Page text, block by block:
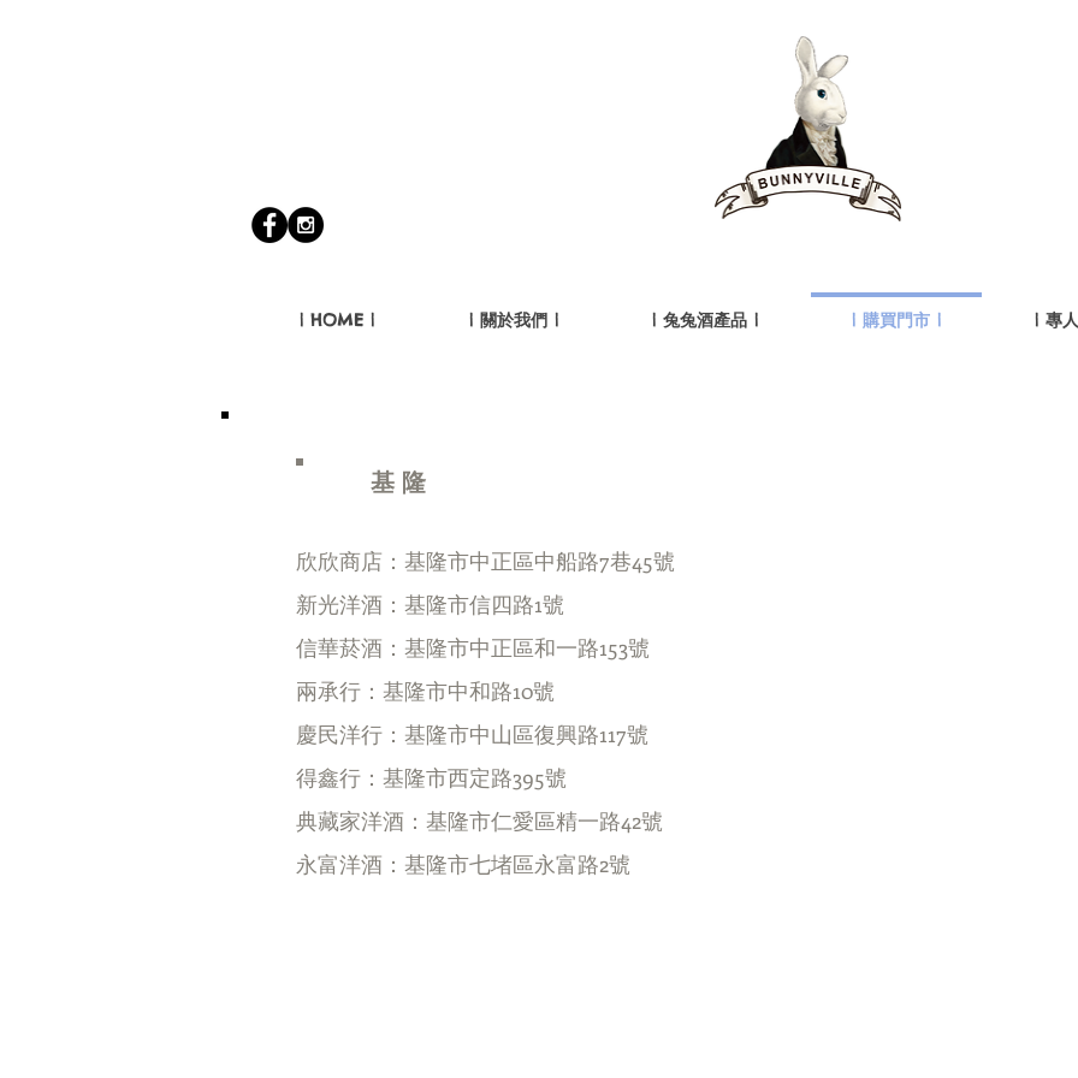
| HOME | | 關於我們 | | 兔兔酒產品 | | 購買門市 | | 專
基隆
欣欣商店：基隆市中正區中船路7巷45號
新光洋酒：基隆市信四路1號
信華菸酒：基隆市中正區和一路153號
兩承行：基隆市中和路10號
慶民洋行：基隆市中山區復興路117號
得鑫行：基隆市西定路395號
典藏家洋酒：基隆市仁愛區精一路42號
永富洋酒：基隆市七堵區永富路2號